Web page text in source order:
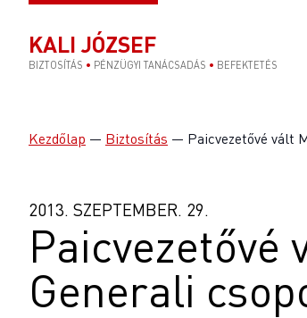
KALI JÓZSEF
BIZTOSÍTÁS • PÉNZÜGYI TANÁCSADÁS • BEFEKTETÉS
Kezdőlap — Biztosítás — Paicvezetővé vált
2013. SZEPTEMBER. 29.
Paicvezetővé
Generali